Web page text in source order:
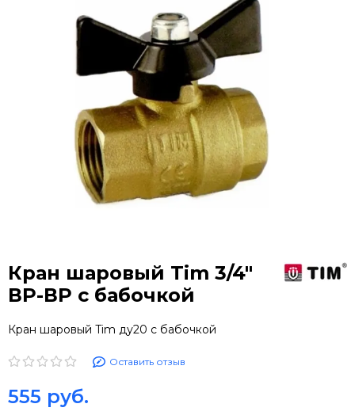
Кран шаровый Tim 3/4"
ВР-ВР с бабочкой
Кран шаровый Tim ду20 с бабочкой
Оставить отзыв
555 руб.